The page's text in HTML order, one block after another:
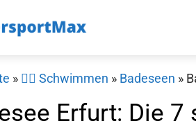
» 🏊‍♂️ Schwimmen » Badeseen »
Erfurt: Die 7